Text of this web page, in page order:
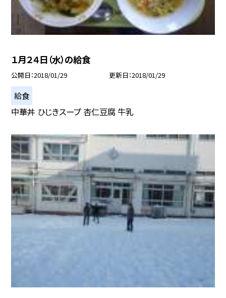
１月２４日（水）の給食
公開日 2018/01/29 更新日 2018/01/29
給食
中華丼 ひじきスープ 杏仁豆腐 牛乳